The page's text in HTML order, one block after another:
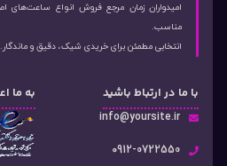
امیدواران زمان مرجع فروش انواع ساعت‌های
مناسب.
انتخابی مطمئن برای خریدی شیک، دقیق و ماندگار.
با ما در ارتباط باشید
info@yoursite.ir
۰912-0722550
به ما